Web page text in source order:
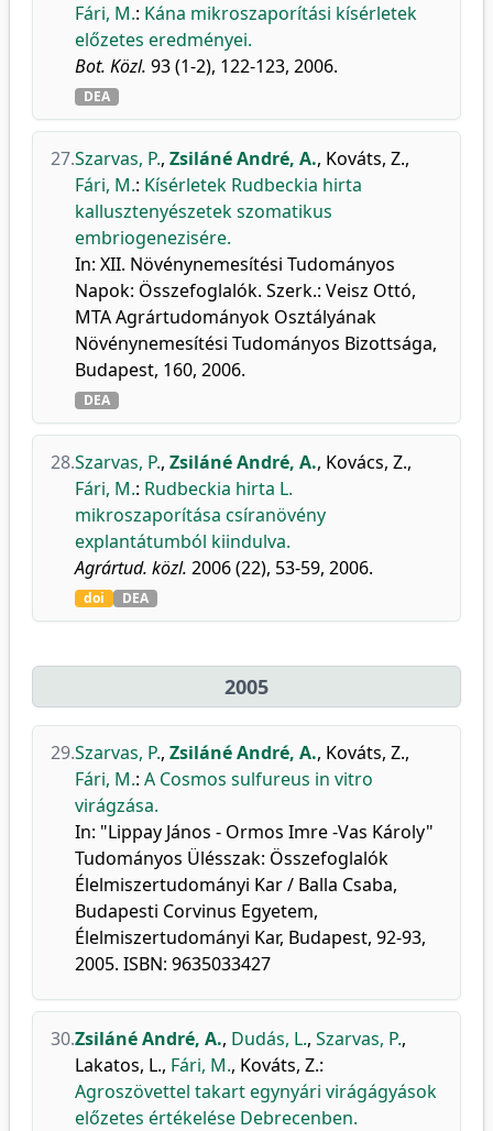
Fári, M.: Kána mikroszaporítási kísérletek
előzetes eredményei.
Bot. Közl. 93 (1-2), 122-123, 2006.
DEA
27.Szarvas, P., Zsiláné André, A., Kováts, Z.,
Fári, M.: Kísérletek Rudbeckia hirta
kallusztenyészetek szomatikus
embriogenezisére.
In: XII. Növénynemesítési Tudományos
Napok: Összefoglalók. Szerk.: Veisz Ottó,
MTA Agrártudományok Osztályának
Növénynemesítési Tudományos Bizottsága,
Budapest, 160, 2006.
DEA
28.Szarvas, P., Zsiláné André, A., Kovács, Z.,
Fári, M.: Rudbeckia hirta L.
mikroszaporítása csíranövény
explantátumból kiindulva.
Agrártud. közl. 2006 (22), 53-59, 2006.
doi DEA
2005
29.Szarvas, P., Zsiláné André, A., Kováts, Z.,
Fári, M.: A Cosmos sulfureus in vitro
virágzása.
In: "Lippay János - Ormos Imre -Vas Károly"
Tudományos Ülésszak: Összefoglalók
Élelmiszertudományi Kar / Balla Csaba,
Budapesti Corvinus Egyetem,
Élelmiszertudományi Kar, Budapest, 92-93,
2005. ISBN: 9635033427
30.Zsiláné André, A., Dudás, L., Szarvas, P.,
Lakatos, L., Fári, M., Kováts, Z.:
Agroszövettel takart egynyári virágágyások
előzetes értékelése Debrecenben.